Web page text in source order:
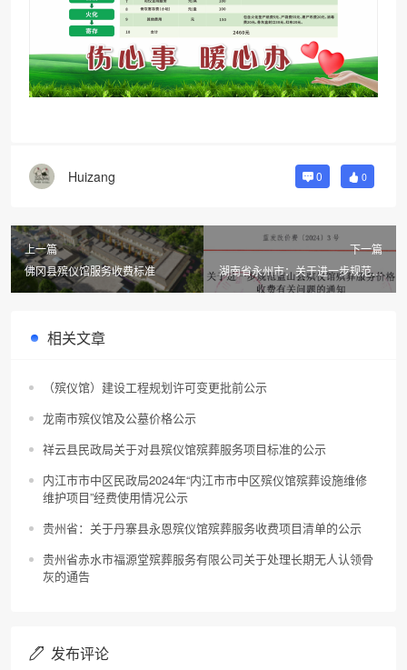
Huizang 0 0
上一篇
佛冈县殡仪馆服务收费标准
下一篇
湖南省永州市：关于进一步规范蓝
山县殡仪馆殡葬服务价格收费有关
相关文章
（殡仪馆）建设工程规划许可变更批前公示
龙南市殡仪馆及公墓价格公示
祥云县民政局关于对县殡仪馆殡葬服务项目标准的公示
内江市市中区民政局2024年“内江市市中区殡仪馆殡葬设施维修
维护项目”经费使用情况公示
贵州省：关于丹寨县永恩殡仪馆殡葬服务收费项目清单的公示
贵州省赤水市福源堂殡葬服务有限公司关于处理长期无人认领骨
灰的通告
发布评论